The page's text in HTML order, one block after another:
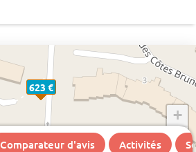
623 €
+
−
Comparateur d'avis Activités